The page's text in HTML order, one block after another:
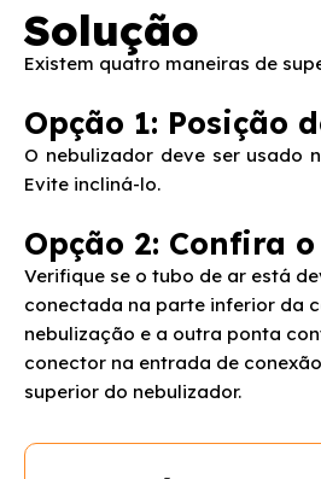
O que significa as cores
respiração no MEDIDOR DE
G-TECH?
Nebulizador NEBDOGDC1
Como fazer a limpeza do
EXPIRATÓRIO
Nebulizador G tech
não produz névoa ou
Solução
Existem quatro maneiras de
Opção 1: Posição
O nebulizador deve ser usado
Evite incliná-lo.
Opção 2: Confira
Verifique se o tubo de ar está
conectada na parte inferior da
nebulização e a outra ponta
conector na entrada de
superior do nebulizador.